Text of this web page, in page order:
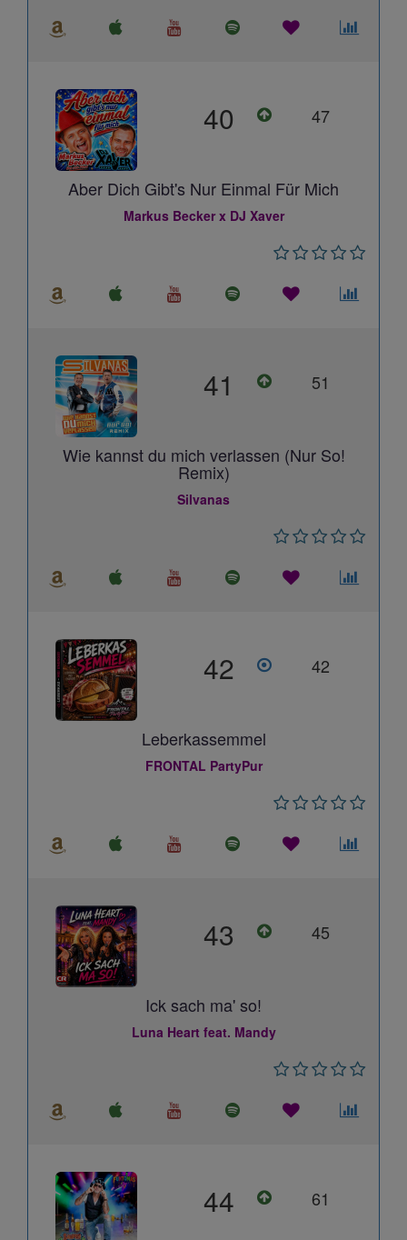
40 47
Aber Dich Gibt's Nur Einmal Für Mich
Markus Becker x DJ Xaver
41 51
Wie kannst du mich verlassen (Nur So!
Remix)
Silvanas
42 42
Leberkassemmel
FRONTAL PartyPur
43 45
Ick sach ma' so!
Luna Heart feat. Mandy
44 61